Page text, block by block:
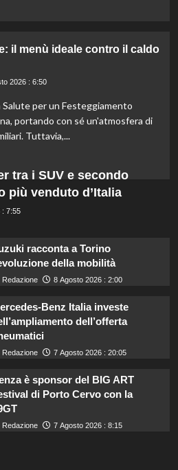
il menù ideale contro il caldo
2026 : 6:50
Salute per un Festeggiamento
portando con sé un'atmosfera di
Tuttavia,...
tra i SUV e secondo
più venduto d’Italia
: 7:55
racconta a Torino
della mobilità
Redazione 8 Agosto 2026 : 2:00
Benz Italia investe
dell’offerta
Redazione 7 Agosto 2026 : 20:05
è sponsor del BIG ART
di Porto Cervo con la
Redazione 7 Agosto 2026 : 8:15